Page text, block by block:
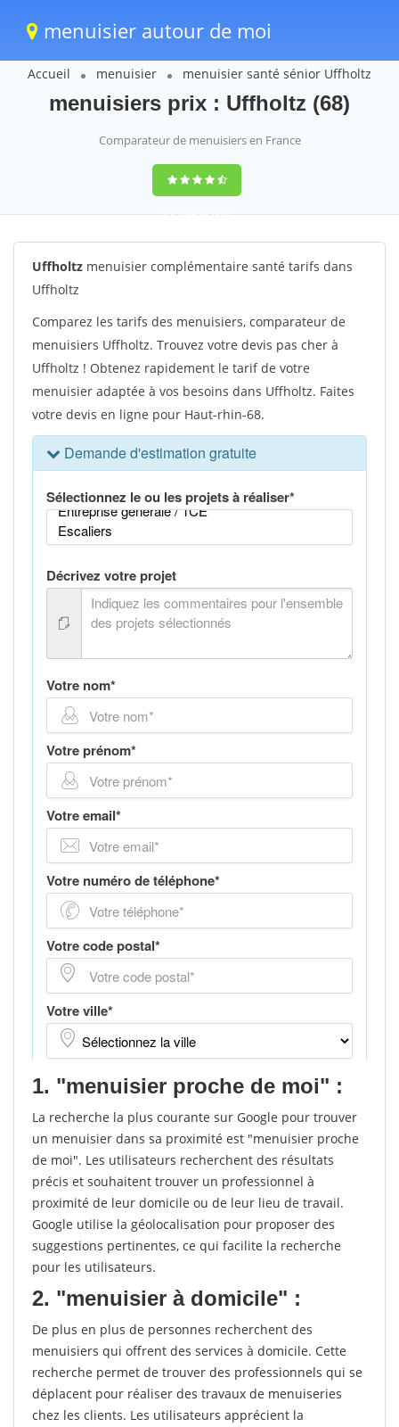
menuisier autour de moi
Accueil menuisier menuisier santé sénior Uffholtz
menuisiers prix : Uffholtz (68)
Comparateur de menuisiers en France
9,2(100%)1242
votes
Uffholtz menuisier complémentaire santé tarifs dans
Uffholtz
Comparez les tarifs des menuisiers, comparateur de
menuisiers Uffholtz. Trouvez votre devis pas cher à
Uffholtz ! Obtenez rapidement le tarif de votre
menuisier adaptée à vos besoins dans Uffholtz. Faites
votre devis en ligne pour Haut-rhin-68.
1. "menuisier proche de moi" :
La recherche la plus courante sur Google pour trouver
un menuisier dans sa proximité est "menuisier proche
de moi". Les utilisateurs recherchent des résultats
précis et souhaitent trouver un professionnel à
proximité de leur domicile ou de leur lieu de travail.
Google utilise la géolocalisation pour proposer des
suggestions pertinentes, ce qui facilite la recherche
pour les utilisateurs.
2. "menuisier à domicile" :
De plus en plus de personnes recherchent des
menuisiers qui offrent des services à domicile. Cette
recherche permet de trouver des professionnels qui se
déplacent pour réaliser des travaux de menuiseries
chez les clients. Les utilisateurs apprécient la